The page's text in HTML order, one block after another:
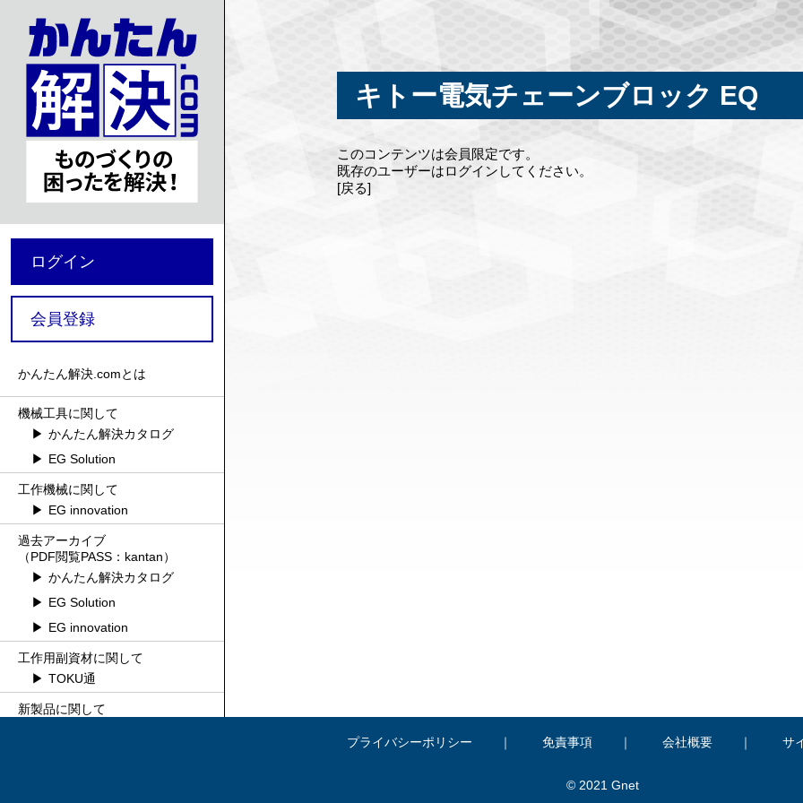
ログイン
会員登録
かんたん解決.comとは
機械工具に関して
かんたん解決カタログ
EG Solution
工作機械に関して
EG innovation
過去アーカイブ
（PDF閲覧PASS：kantan）
かんたん解決カタログ
EG Solution
EG innovation
工作用副資材に関して
TOKU通
新製品に関して
キトー電気チェーンブロック EQ
このコンテンツは会員限定です。
既存のユーザーはログインしてください。
[戻る]
プライバシーポリシー 免責事項 会社概要 サ
© 2021 Gnet